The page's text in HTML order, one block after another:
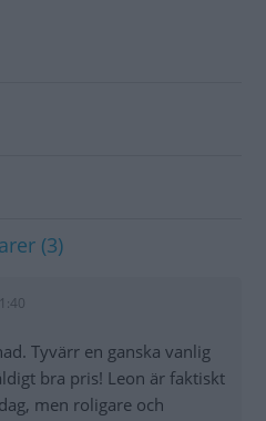
(3)
Tyvärr en ganska vanlig
bra pris! Leon är faktiskt
men roligare och